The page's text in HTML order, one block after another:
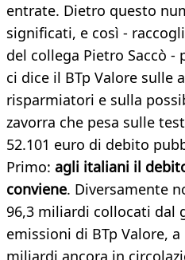
entrate. Dietro questo
significati, e così -
del collega Pietro Saccò -
ci dice il BTp Valore sulle
risparmiatori e sulla
zavorra che pesa sulle
52.101 euro di debito
Primo: agli italiani il
conviene. Diversamente
96,3 miliardi collocati dal
emissioni di BTp Valore,
miliardi ancora in